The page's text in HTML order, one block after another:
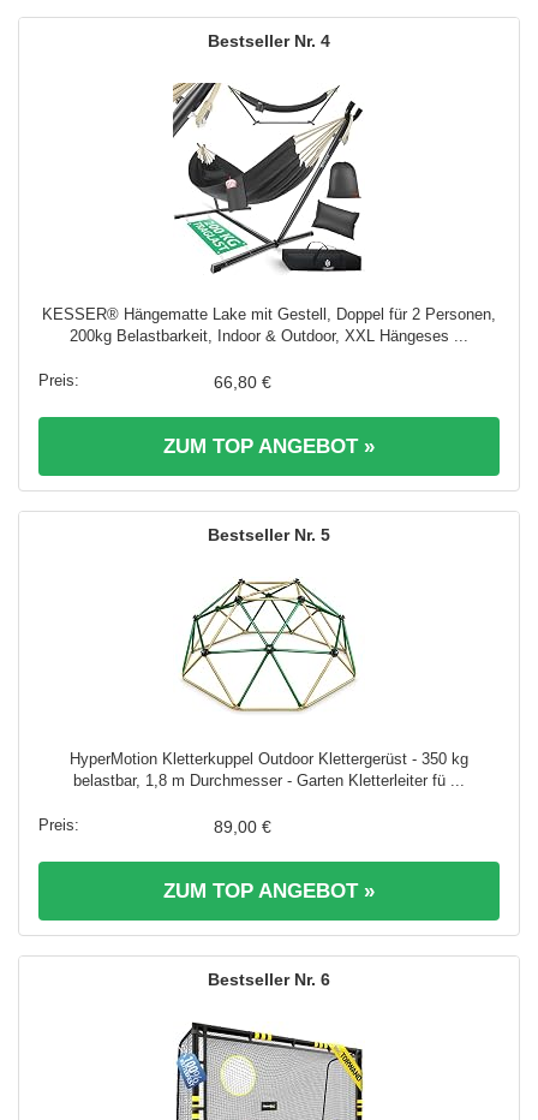
4
KESSER® Hängematte Lake mit Gestell, Doppel für 2 Personen,
200kg Belastbarkeit, Indoor & Outdoor, XXL Hängeses ...
66,80 €
ZUM TOP ANGEBOT »
5
HyperMotion Kletterkuppel Outdoor Klettergerüst - 350 kg
belastbar, 1,8 m Durchmesser - Garten Kletterleiter fü ...
89,00 €
ZUM TOP ANGEBOT »
6